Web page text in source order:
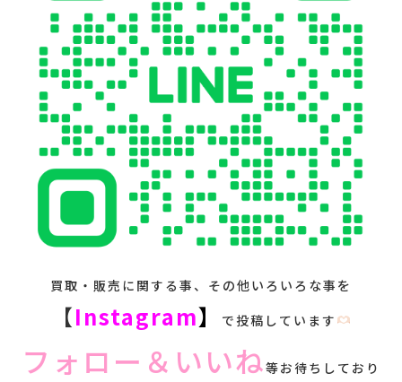
買取・販売に関する事、その他いろいろな事を
【Instagram】 で投稿しています
フォロー＆いいね等お待ちしており